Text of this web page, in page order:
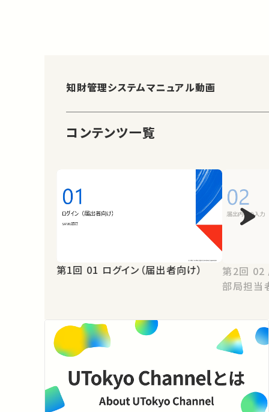
知財管理システムマニュアル動画
コンテンツ一覧
第1回 01 ログイン（届出者向け）
第2回 02 届出内容の入力（届出者・
部局担当